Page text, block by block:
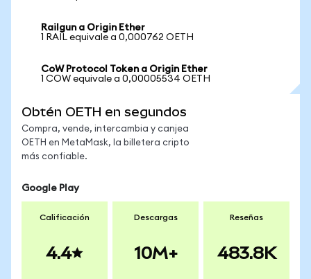
Railgun a Origin Ether
1 RAIL equivale a 0,000762 OETH
CoW Protocol Token a Origin Ether
1 COW equivale a 0,00005534 OETH
Obtén OETH en segundos
Compra, vende, intercambia y canjea
OETH en MetaMask, la billetera cripto
más confiable.
Google Play
Calificación
4.4
Descargas
10M+
Reseñas
483.8K